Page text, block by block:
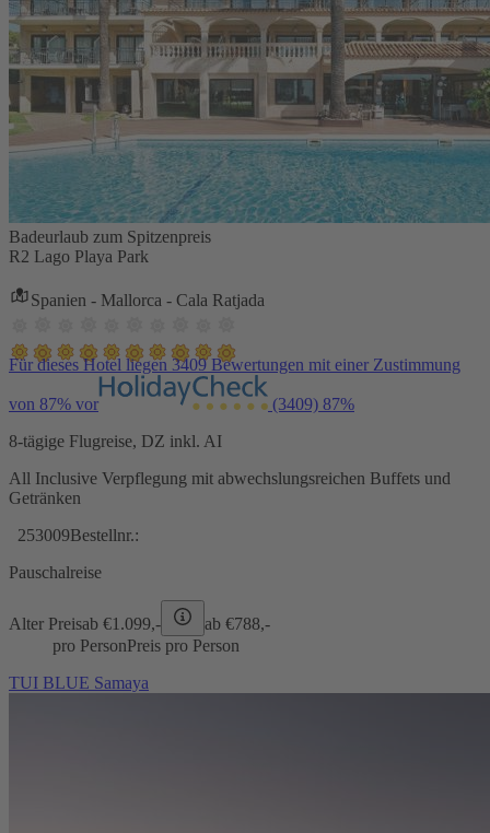
Badeurlaub zum Spitzenpreis
R2 Lago Playa Park
Spanien - Mallorca - Cala Ratjada
Für dieses Hotel liegen 3409 Bewertungen mit einer Zustimmung
von 87% vor (3409) 87%
8-tägige Flugreise, DZ inkl. AI
All Inclusive Verpflegung mit abwechslungsreichen Buffets und
Getränken
253009Bestellnr.:
Pauschalreise
Alter Preisab €1.099,- ab €788,-
pro PersonPreis pro Person
TUI BLUE Samaya